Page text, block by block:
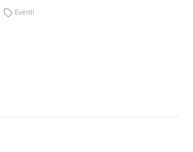
Eventi